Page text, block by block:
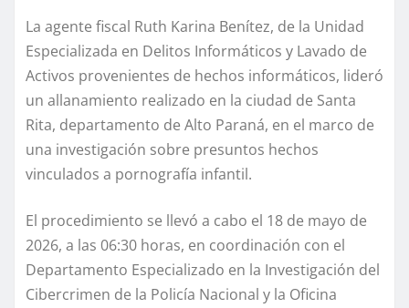
La agente fiscal Ruth Karina Benítez, de la Unidad
Especializada en Delitos Informáticos y Lavado de
Activos provenientes de hechos informáticos, lideró
un allanamiento realizado en la ciudad de Santa
Rita, departamento de Alto Paraná, en el marco de
una investigación sobre presuntos hechos
vinculados a pornografía infantil.
El procedimiento se llevó a cabo el 18 de mayo de
2026, a las 06:30 horas, en coordinación con el
Departamento Especializado en la Investigación del
Cibercrimen de la Policía Nacional y la Oficina